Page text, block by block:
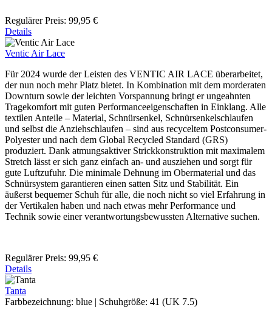
Regulärer Preis: 99,95 €
Details
Ventic Air Lace
Für 2024 wurde der Leisten des VENTIC AIR LACE überarbeitet,
der nun noch mehr Platz bietet. In Kombination mit dem morderaten
Downturn sowie der leichten Vorspannung bringt er ungeahnten
Tragekomfort mit guten Performanceeigenschaften in Einklang. Alle
textilen Anteile – Material, Schnürsenkel, Schnürsenkelschlaufen
und selbst die Anziehschlaufen – sind aus recyceltem Postconsumer-
Polyester und nach dem Global Recycled Standard (GRS)
produziert. Dank atmungsaktiver Strickkonstruktion mit maximalem
Stretch lässt er sich ganz einfach an- und ausziehen und sorgt für
gute Luftzufuhr. Die minimale Dehnung im Obermaterial und das
Schnürsystem garantieren einen satten Sitz und Stabilität. Ein
äußerst bequemer Schuh für alle, die noch nicht so viel Erfahrung in
der Vertikalen haben und nach etwas mehr Performance und
Technik sowie einer verantwortungsbewussten Alternative suchen.
Regulärer Preis: 99,95 €
Details
Tanta
Farbbezeichnung: blue | Schuhgröße: 41 (UK 7.5)